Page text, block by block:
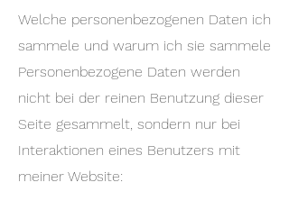
Welche personenbezogenen Daten ich
sammele und warum ich sie sammele
Personenbezogene Daten werden
nicht bei der reinen Benutzung dieser
Seite gesammelt, sondern nur bei
Interaktionen eines Benutzers mit
meiner Website: